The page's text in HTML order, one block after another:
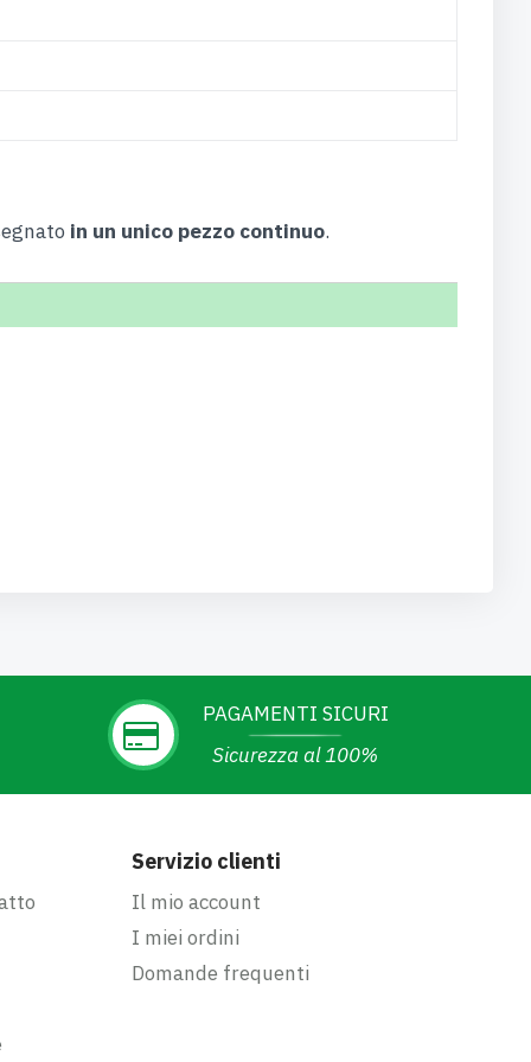
in un unico pezzo continuo.
PAGAMENTI SICURI
Sicurezza al 100%
Servizio clienti
Il mio account
I miei ordini
Domande frequenti